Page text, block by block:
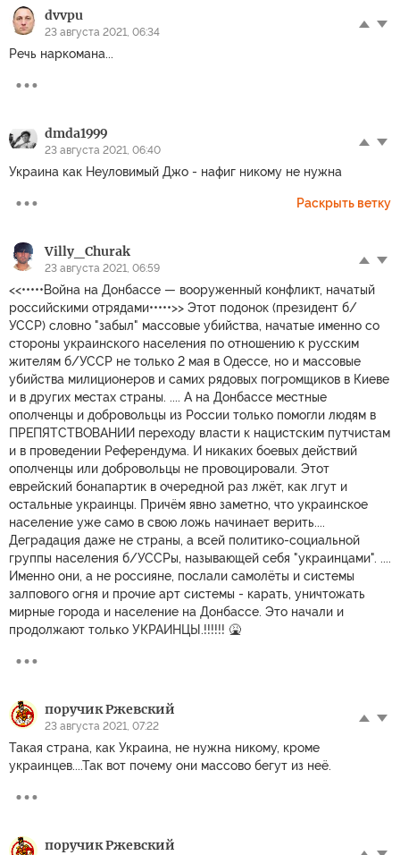
dvvpu
23 августа 2021, 06:34
Речь наркомана...
dmda1999
23 августа 2021, 06:40
Украина как Неуловимый Джо - нафиг никому не нужна
Раскрыть ветку
Villy_Churak
23 августа 2021, 06:59
<<•••••Война на Донбассе — вооруженный конфликт, начатый
российскими отрядами•••••>> Этот подонок (президент б/
УССР) словно "забыл" массовые убийства, начатые именно со
стороны украинского населения по отношению к русским
жителям б/УССР не только 2 мая в Одессе, но и массовые
убийства милиционеров и самих рядовых погромщиков в Киеве
и в других местах страны. .... А на Донбассе местные
ополченцы и добровольцы из России только помогли людям в
ПРЕПЯТСТВОВАНИИ переходу власти к нацистским путчистам
и в проведении Референдума. И никаких боевых действий
ополченцы или добровольцы не провоцировали. Этот
еврейский бонапартик в очередной раз лжёт, как лгут и
остальные украинцы. Причём явно заметно, что украинское
население уже само в свою ложь начинает верить....
Деградация даже не страны, а всей политико-социальной
группы населения б/УССРы, называющей себя "украинцами". ....
Именно они, а не россияне, послали самолёты и системы
залпового огня и прочие арт системы - карать, уничтожать
мирные города и население на Донбассе. Это начали и
продолжают только УКРАИНЦЫ.!!!!!! 🤮
поручик Ржевский
23 августа 2021, 07:22
Такая страна, как Украина, не нужна никому, кроме
украинцев....Так вот почему они массово бегут из неё.
поручик Ржевский